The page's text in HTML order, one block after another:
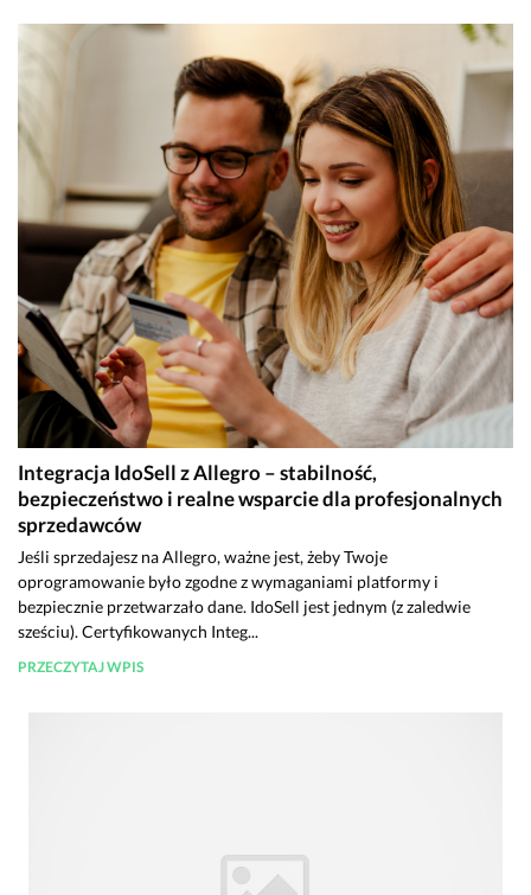
Integracja IdoSell z Allegro – stabilność,
bezpieczeństwo i realne wsparcie dla profesjonalnych
sprzedawców
Jeśli sprzedajesz na Allegro, ważne jest, żeby Twoje
oprogramowanie było zgodne z wymaganiami platformy i
bezpiecznie przetwarzało dane. IdoSell jest jednym (z zaledwie
sześciu). Certyfikowanych Integ...
PRZECZYTAJ WPIS